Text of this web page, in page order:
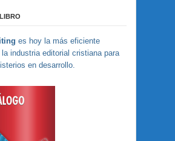
es hoy la más eficiente
industria editorial cristiana para
en desarrollo.